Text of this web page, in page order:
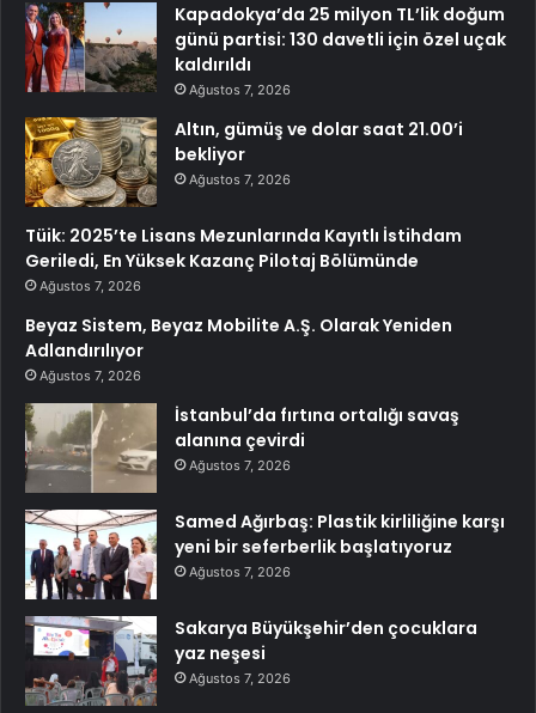
Kapadokya’da 25 milyon TL’lik doğum
günü partisi: 130 davetli için özel uçak
kaldırıldı
Ağustos 7, 2026
Altın, gümüş ve dolar saat 21.00’i
bekliyor
Ağustos 7, 2026
Tüik: 2025’te Lisans Mezunlarında Kayıtlı İstihdam
Geriledi, En Yüksek Kazanç Pilotaj Bölümünde
Ağustos 7, 2026
Beyaz Sistem, Beyaz Mobilite A.Ş. Olarak Yeniden
Adlandırılıyor
Ağustos 7, 2026
İstanbul’da fırtına ortalığı savaş
alanına çevirdi
Ağustos 7, 2026
Samed Ağırbaş: Plastik kirliliğine karşı
yeni bir seferberlik başlatıyoruz
Ağustos 7, 2026
Sakarya Büyükşehir’den çocuklara
yaz neşesi
Ağustos 7, 2026